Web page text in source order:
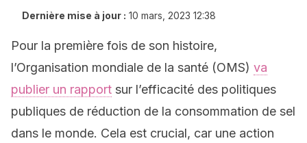
Dernière mise à jour : 10 mars, 2023 12:38
Pour la première fois de son histoire,
l’Organisation mondiale de la santé (OMS) va
publier un rapport sur l’efficacité des politiques
publiques de réduction de la consommation de sel
dans le monde. Cela est crucial, car une action